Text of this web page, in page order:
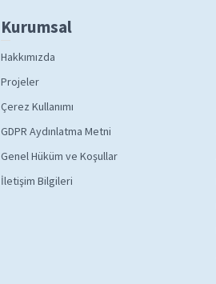
Kurumsal
Hakkımızda
Projeler
Çerez Kullanımı
GDPR Aydınlatma Metni
Genel Hüküm ve Koşullar
İletişim Bilgileri